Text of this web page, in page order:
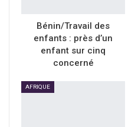
Bénin/Travail des
enfants : près d’un
enfant sur cinq
concerné
AFRIQUE